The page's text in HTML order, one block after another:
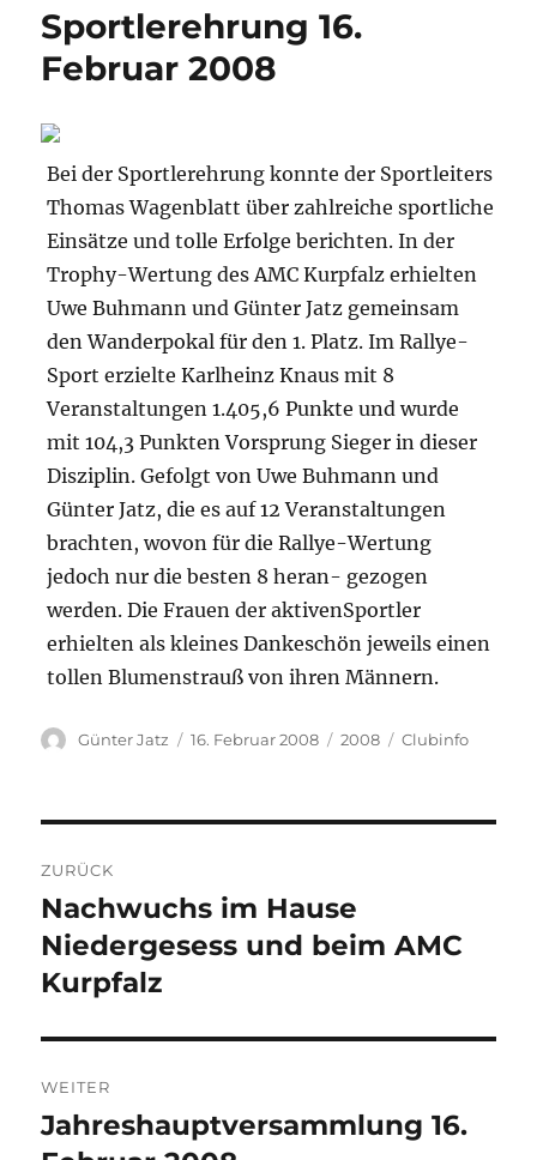
Sportlerehrung 16.
Februar 2008
Bei der Sportlerehrung konnte der Sportleiters
Thomas Wagenblatt über zahlreiche sportliche
Einsätze und tolle Erfolge berichten. In der
Trophy-Wertung des AMC Kurpfalz erhielten
Uwe Buhmann und Günter Jatz gemeinsam
den Wanderpokal für den 1. Platz. Im Rallye-
Sport erzielte Karlheinz Knaus mit 8
Veranstaltungen 1.405,6 Punkte und wurde
mit 104,3 Punkten Vorsprung Sieger in dieser
Disziplin. Gefolgt von Uwe Buhmann und
Günter Jatz, die es auf 12 Veranstaltungen
brachten, wovon für die Rallye-Wertung
jedoch nur die besten 8 heran- gezogen
werden. Die Frauen der aktivenSportler
erhielten als kleines Dankeschön jeweils einen
tollen Blumenstrauß von ihren Männern.
Autor
Günter Jatz
Veröffentlicht
16. Februar 2008 Kategorien
2008 Schlagwörter
Clubinfo
ZURÜCK
Vorheriger
Beitrag:
Nachwuchs im Hause
Niedergesess und beim AMC
Kurpfalz
WEITER
Nächster
Jahreshauptversammlung 16.